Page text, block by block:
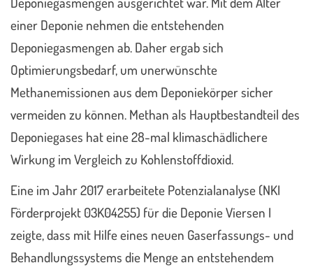
einer Deponie nehmen die entstehenden
Deponiegasmengen ab. Daher ergab sich
Optimierungsbedarf, um unerwünschte
Methanemissionen aus dem Deponiekörper sicher
vermeiden zu können. Methan als Hauptbestandteil des
Deponiegases hat eine 28-mal klimaschädlichere
Wirkung im Vergleich zu Kohlenstoffdioxid.
Eine im Jahr 2017 erarbeitete Potenzialanalyse (NKI
Förderprojekt 03K04255) für die Deponie Viersen I
zeigte, dass mit Hilfe eines neuen Gaserfassungs- und
Behandlungssystems die Menge an entstehendem